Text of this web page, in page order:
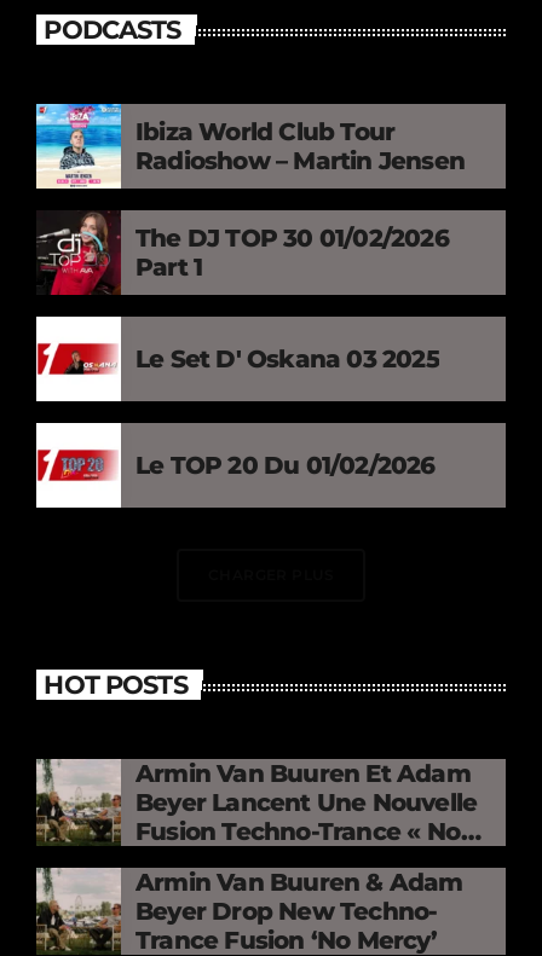
PODCASTS
Ibiza World Club Tour
Radioshow – Martin Jensen
The DJ TOP 30 01/02/2026
Part 1
Le Set D' Oskana 03 2025
Le TOP 20 Du 01/02/2026
HOT POSTS
Armin Van Buuren Et Adam
Beyer Lancent Une Nouvelle
Fusion Techno-Trance « No
Mercy »
Armin Van Buuren & Adam
Beyer Drop New Techno-
Trance Fusion ‘No Mercy’